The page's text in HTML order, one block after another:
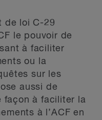
de loi C-29
le pouvoir de
à faciliter
ou la
sur les
aussi de
façon à faciliter la
à l’ACF en